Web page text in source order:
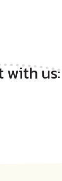
with us: